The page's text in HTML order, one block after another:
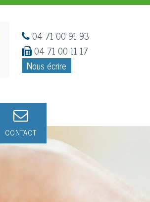
04 71 00 91 93
04 71 00 11 17
Nous écrire
CONTACT